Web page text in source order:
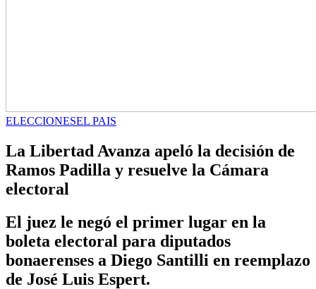
ELECCIONESEL PAIS
La Libertad Avanza apeló la decisión de
Ramos Padilla y resuelve la Cámara
electoral
El juez le negó el primer lugar en la
boleta electoral para diputados
bonaerenses a Diego Santilli en reemplazo
de José Luis Espert.